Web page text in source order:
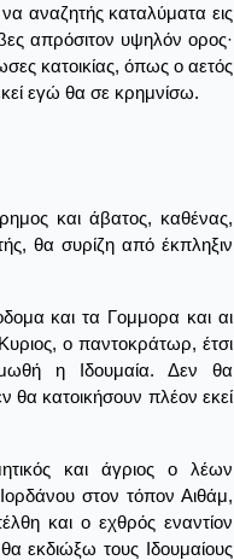
αναζητής καταλύματα εις
απρόσιτον υψηλόν ορος·
κατοικίας, όπως ο αετός
εγώ θα σε κρημνίσω.
και άβατος, καθένας,
θα συρίζη από έκπληξιν
και τα Γομμορα και αι
ο παντοκράτωρ, έτσι
η Ιδουμαία. Δεν θα
θα κατοικήσουν πλέον εκεί
και άγριος ο λέων
στον τόπον Αιθάμ,
και ο εχθρός εναντίον
εκδιώξω τους Ιδουμαίους